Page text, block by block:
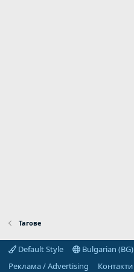
Тагове
Default Style
Bulgarian (BG)
Реклама / Advertising
Контакти